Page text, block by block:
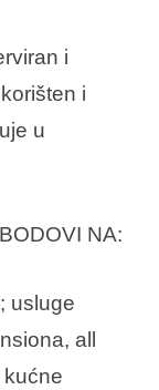
i
i
u
NA:
usluge
all
kućne